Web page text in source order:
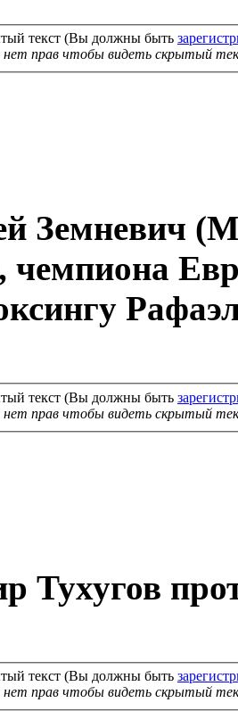
текст (Вы должны быть
нет прав чтобы видеть скрытый
Земневич
чемпиона
текст (Вы должны быть
нет прав чтобы видеть скрытый
Тухугов
текст (Вы должны быть
нет прав чтобы видеть скрытый